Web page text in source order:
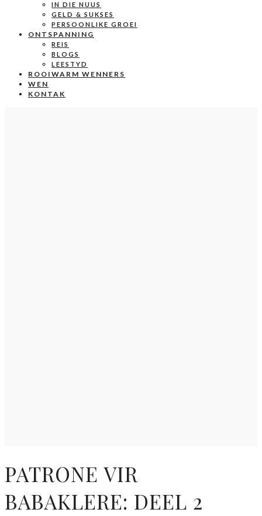
IN DIE NUUS
GELD & SUKSES
PERSOONLIKE GROEI
ONTSPANNING
REIS
BLOGS
LEESTYD
ROOIWARM WENNERS
WEN
KONTAK
PATRONE VIR
BABAKLERE: DEEL 2